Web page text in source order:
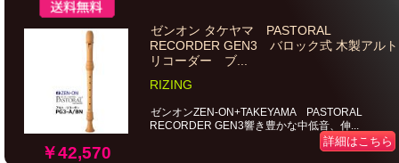
￥42,570
ゼンオン タケヤマ PASTORAL
RECORDER GEN3 バロック式 木製アルト
リコーダー ブ...
RIZING
ゼンオンZEN-ON+TAKEYAMA PASTORAL
RECORDER GEN3響き豊かな中低音、伸...
詳細はこちら